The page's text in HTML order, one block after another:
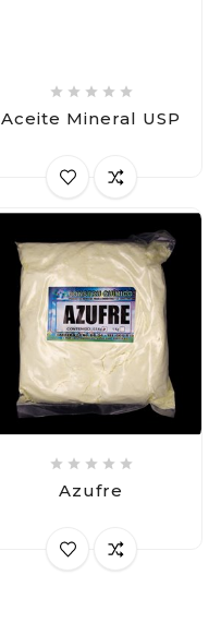
    
Aceite Mineral USP
    
Azufre